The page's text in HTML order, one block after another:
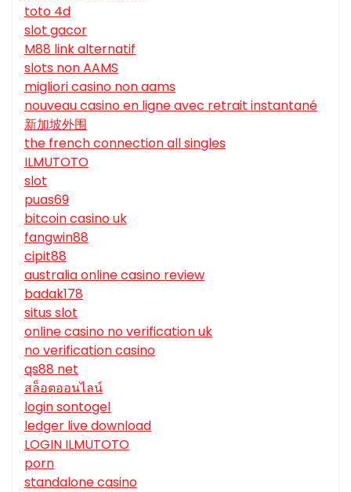
toto 4d
slot gacor
M88 link alternatif
slots non AAMS
migliori casino non aams
nouveau casino en ligne avec retrait instantané
新加坡外围
the french connection all singles
ILMUTOTO
slot
puas69
bitcoin casino uk
fangwin88
cipit88
australia online casino review
badak178
situs slot
online casino no verification uk
no verification casino
qs88 net
สล็อตออนไลน์
login sontogel
ledger live download
LOGIN ILMUTOTO
porn
standalone casino